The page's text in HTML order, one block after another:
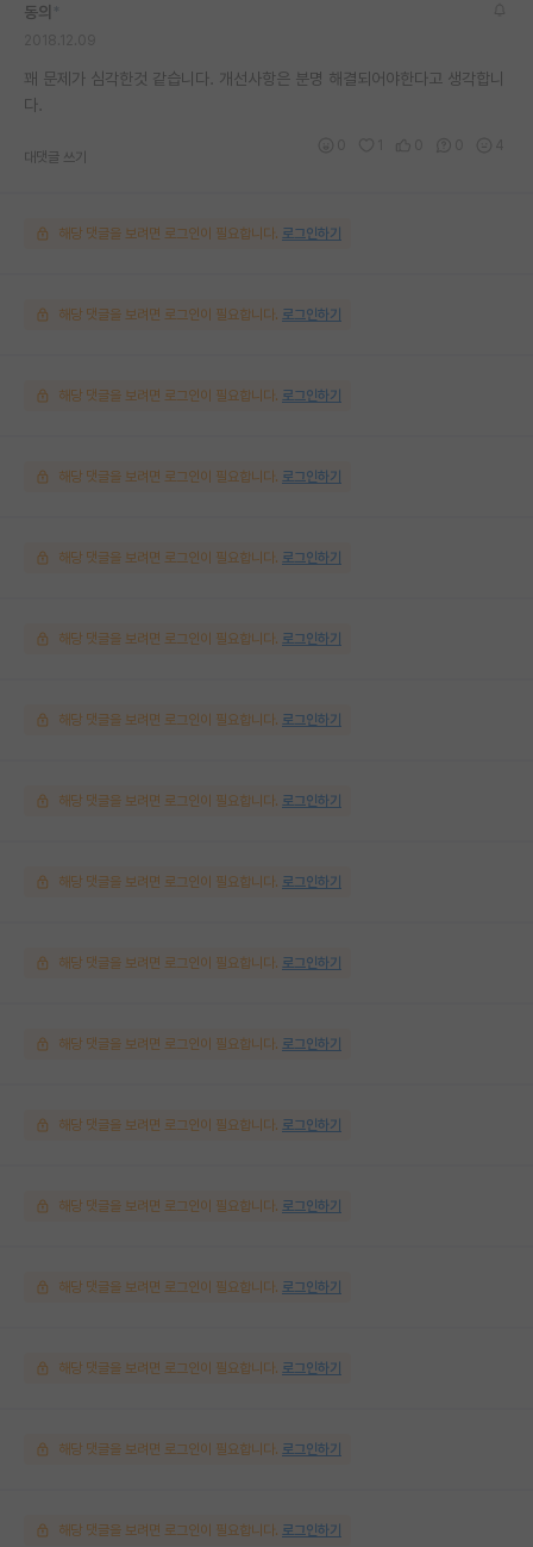
동의
꽤 문제가 심각한것 같습니다. 개선사항은 분명 해결되어야한다고 생각합니
다.
대댓글 쓰기
해당 댓글을 보려면 로그인이 필요합니다. 로그인하기
해당 댓글을 보려면 로그인이 필요합니다. 로그인하기
해당 댓글을 보려면 로그인이 필요합니다. 로그인하기
해당 댓글을 보려면 로그인이 필요합니다. 로그인하기
해당 댓글을 보려면 로그인이 필요합니다. 로그인하기
해당 댓글을 보려면 로그인이 필요합니다. 로그인하기
해당 댓글을 보려면 로그인이 필요합니다. 로그인하기
해당 댓글을 보려면 로그인이 필요합니다. 로그인하기
해당 댓글을 보려면 로그인이 필요합니다. 로그인하기
해당 댓글을 보려면 로그인이 필요합니다. 로그인하기
해당 댓글을 보려면 로그인이 필요합니다. 로그인하기
해당 댓글을 보려면 로그인이 필요합니다. 로그인하기
해당 댓글을 보려면 로그인이 필요합니다. 로그인하기
해당 댓글을 보려면 로그인이 필요합니다. 로그인하기
해당 댓글을 보려면 로그인이 필요합니다. 로그인하기
해당 댓글을 보려면 로그인이 필요합니다. 로그인하기
해당 댓글을 보려면 로그인이 필요합니다. 로그인하기